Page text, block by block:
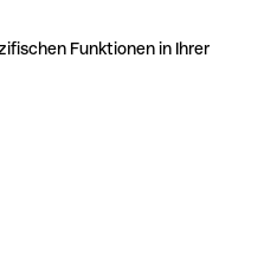
Funktionen in Ihrer